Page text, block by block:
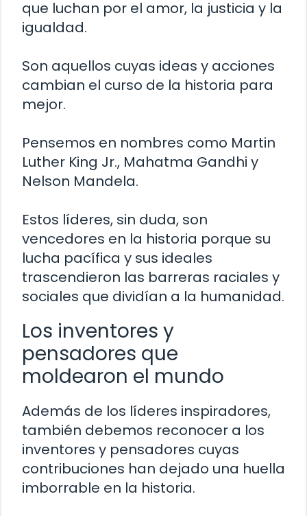
que luchan por el amor, la justicia y la
igualdad.
Son aquellos cuyas ideas y acciones
cambian el curso de la historia para
mejor.
Pensemos en nombres como Martin
Luther King Jr., Mahatma Gandhi y
Nelson Mandela.
Estos líderes, sin duda, son
vencedores en la historia porque su
lucha pacífica y sus ideales
trascendieron las barreras raciales y
sociales que dividían a la humanidad.
Los inventores y
pensadores que
moldearon el mundo
Además de los líderes inspiradores,
también debemos reconocer a los
inventores y pensadores cuyas
contribuciones han dejado una huella
imborrable en la historia.